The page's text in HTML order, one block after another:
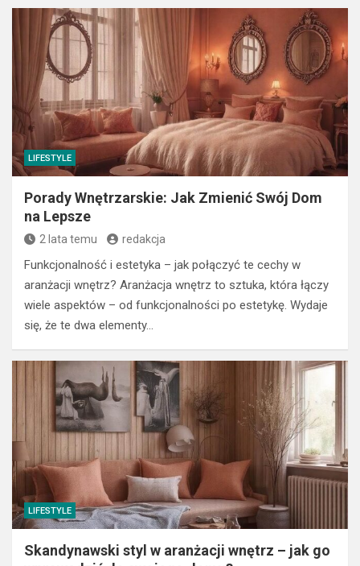
LIFESTYLE
Porady Wnętrzarskie: Jak Zmienić Swój Dom
na Lepsze
2 lata temu redakcja
Funkcjonalność i estetyka – jak połączyć te cechy w
aranżacji wnętrz? Aranżacja wnętrz to sztuka, która łączy
wiele aspektów – od funkcjonalności po estetykę. Wydaje
się, że te dwa elementy…
LIFESTYLE
Skandynawski styl w aranżacji wnętrz – jak go